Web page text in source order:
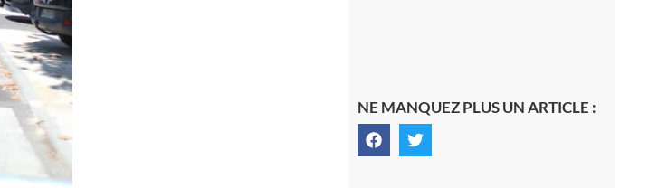
NE MANQUEZ PLUS UN ARTICLE :